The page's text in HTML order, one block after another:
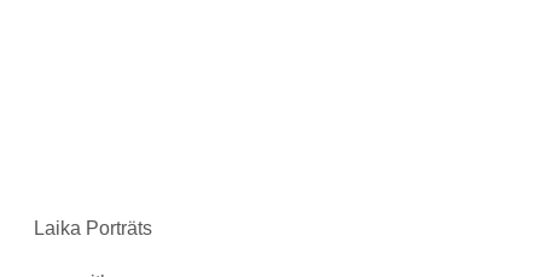
Laika Porträts